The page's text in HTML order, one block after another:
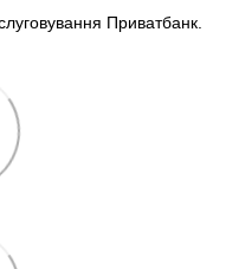
Приватбанк.